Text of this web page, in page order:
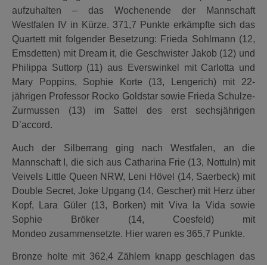
aufzuhalten – das Wochenende der Mannschaft
Westfalen IV in Kürze. 371,7 Punkte erkämpfte sich das
Quartett mit folgender Besetzung: Frieda Sohlmann (12,
Emsdetten) mit Dream it, die Geschwister Jakob (12) und
Philippa Suttorp (11) aus Everswinkel mit Carlotta und
Mary Poppins, Sophie Korte (13, Lengerich) mit 22-
jährigen Professor Rocko Goldstar sowie Frieda Schulze-
Zurmussen (13) im Sattel des erst sechsjährigen
D’accord.
Auch der Silberrang ging nach Westfalen, an die
Mannschaft I, die sich aus Catharina Frie (13, Nottuln) mit
Veivels Little Queen NRW, Leni Hövel (14, Saerbeck) mit
Double Secret, Joke Upgang (14, Gescher) mit Herz über
Kopf, Lara Güler (13, Borken) mit Viva la Vida sowie
Sophie Bröker (14, Coesfeld) mit
Mondeo zusammensetzte. Hier waren es 365,7 Punkte.
Bronze holte mit 362,4 Zählern knapp geschlagen das